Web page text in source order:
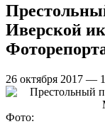
Иверской
26 октября 2017 —
Фото: